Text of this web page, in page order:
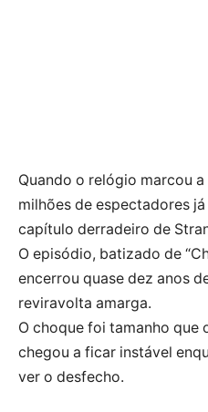
Quando o relógio marcou
milhões de espectadores
capítulo derradeiro de
O episódio, batizado de
encerrou quase dez anos
reviravolta amarga.
O choque foi tamanho que
chegou a ficar instável
ver o desfecho.